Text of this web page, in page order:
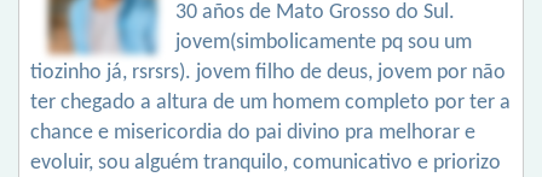
30 años de Mato Grosso do Sul.
jovem(simbolicamente pq sou um
tiozinho já, rsrsrs). jovem filho de deus, jovem por não
ter chegado a altura de um homem completo por ter a
chance e misericordia do pai divino pra melhorar e
evoluir, sou alguém tranquilo, comunicativo e priorizo